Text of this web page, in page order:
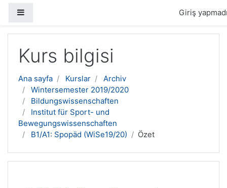
Giriş
Kurs bilgisi
Ana sayfa Kurslar
Archiv
Wintersemester 2019/2020
Bildungswissenschaften
Institut für Sport- und
Bewegungswissenschaften
B1/A1: Spopäd (WiSe19/20)
Özet